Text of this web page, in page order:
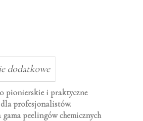
dodatkowe
pionierskie i praktyczne
profesjonalistów.
peelingów chemicznych